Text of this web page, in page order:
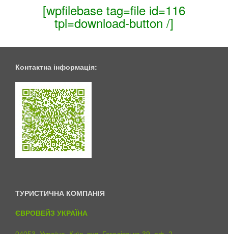
[wpfilebase tag=file id=116
tpl=download-button /]
Контактна інформація:
ТУРИСТИЧНА КОМПАНІЯ
ЄВРОВЕЙЗ УКРАЇНА